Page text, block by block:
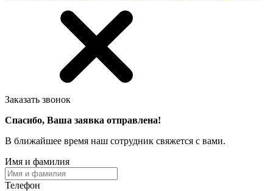
Заказать звонок
Спасибо, Ваша заявка отправлена!
В ближайшее время наш сотрудник свяжется с вами.
Имя и фамилия
Телефон